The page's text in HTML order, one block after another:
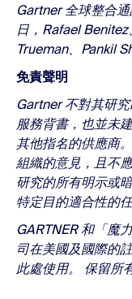
Gartner 全球整合
日，Rafael
Trueman、Pankil
免責聲明
Gartner 不對其研
服務背書，也並未
其他指名的供應商
組織的意見，且不
研究的所有明示或
特定目的適合性的任
GARTNER 和「魔
司在美國及國際的
此處使用。 保留所